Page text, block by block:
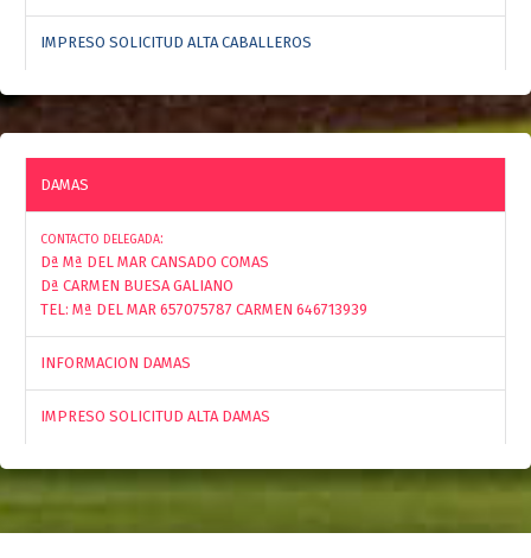
IMPRESO SOLICITUD ALTA CABALLEROS
DAMAS
CONTACTO DELEGADA:
Dª Mª DEL MAR CANSADO COMAS
Dª CARMEN BUESA GALIANO
TEL: Mª DEL MAR 657075787 CARMEN 646713939
INFORMACION DAMAS
IMPRESO SOLICITUD ALTA DAMAS